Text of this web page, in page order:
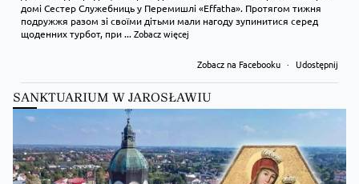
домі Сестер Служебниць у Перемишлі «Effatha». Протягом тижня
подружжя разом зі своїми дітьми мали нагоду зупинитися серед
щоденних турбот, при...Zobacz więcej
Zobacz na Facebooku · Udostępnij
Kościół Greckokatolicki
Преображення Господнє в Лодзі
SANKTUARIUM W JAROSŁAWIU